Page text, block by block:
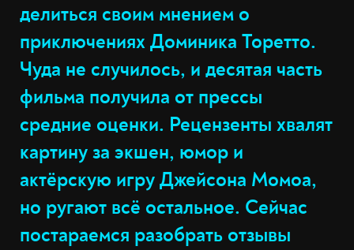
делиться своим мнением о
приключениях Доминика Торетто.
Чуда не случилось, и десятая часть
фильма получила от прессы
средние оценки. Рецензенты хвалят
картину за экшен, юмор и
актёрскую игру Джейсона Момоа,
но ругают всё остальное. Сейчас
постараемся разобрать отзывы